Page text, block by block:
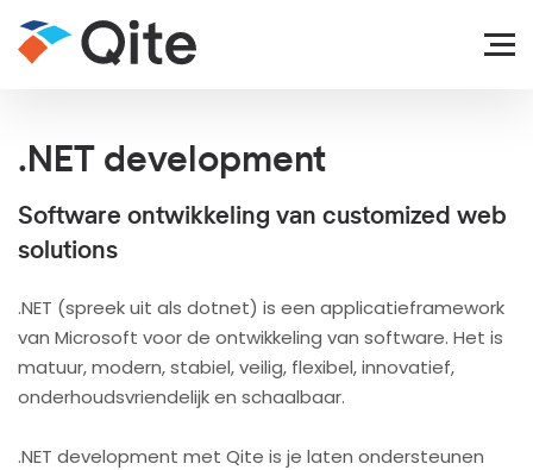
.NET development
Software ontwikkeling van customized web
solutions
.NET (spreek uit als dotnet) is een applicatieframework
van Microsoft voor de ontwikkeling van software. Het is
matuur, modern, stabiel, veilig, flexibel, innovatief,
onderhoudsvriendelijk en schaalbaar.
.NET development met Qite is je laten ondersteunen